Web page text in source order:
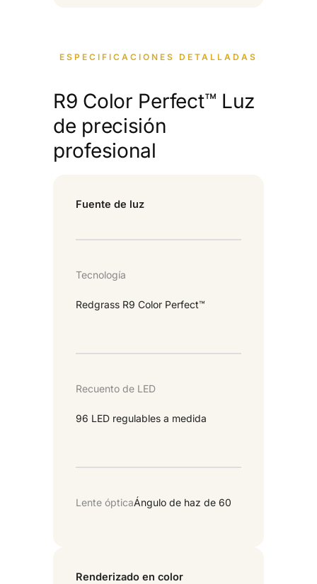
ESPECIFICACIONES DETALLADAS
R9 Color Perfect™ Luz
de precisión
profesional
Fuente de luz
Tecnología
Redgrass R9 Color Perfect™
Recuento de LED
96 LED regulables a medida
Lente ópticaÁngulo de haz de 60
Renderizado en color